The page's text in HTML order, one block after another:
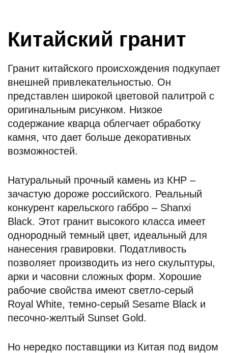
Китайский гранит
Гранит китайского происхождения подкупает
внешней привлекательностью. Он
представлен широкой цветовой палитрой с
оригинальным рисунком. Низкое
содержание кварца облегчает обработку
камня, что дает больше декоративных
возможностей.
Натуральный прочный камень из КНР –
зачастую дороже российского. Реальный
конкурент карельского габбро – Shanxi
Black. Этот гранит высокого класса имеет
однородный темный цвет, идеальный для
нанесения гравировки. Податливость
позволяет производить из него скульптуры,
арки и часовни сложных форм. Хорошие
рабочие свойства имеют светло-серый
Royal White, темно-серый Sesame Black и
песочно-желтый Sunset Gold.
Но нередко поставщики из Китая под видом